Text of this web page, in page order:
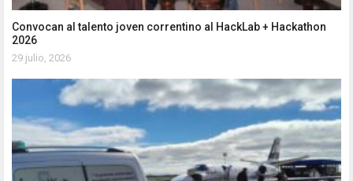
Convocan al talento joven correntino al HackLab + Hackathon
2026
29 julio, 2026